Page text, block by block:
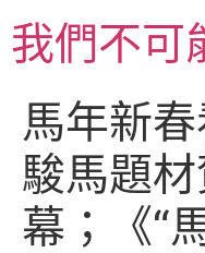
至
主我們不可
馬年新
駿馬題
幕；《“